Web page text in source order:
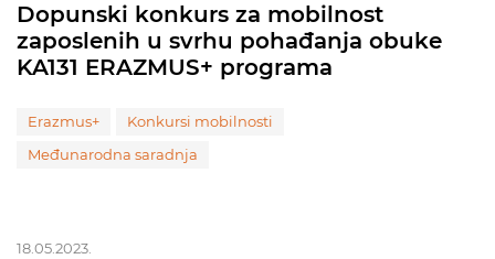
Dopunski konkurs za mobilnost
zaposlenih u svrhu pohađanja obuke
KA131 ERAZMUS+ programa
Erazmus+
Konkursi mobilnosti
Međunarodna saradnja
18.05.2023.